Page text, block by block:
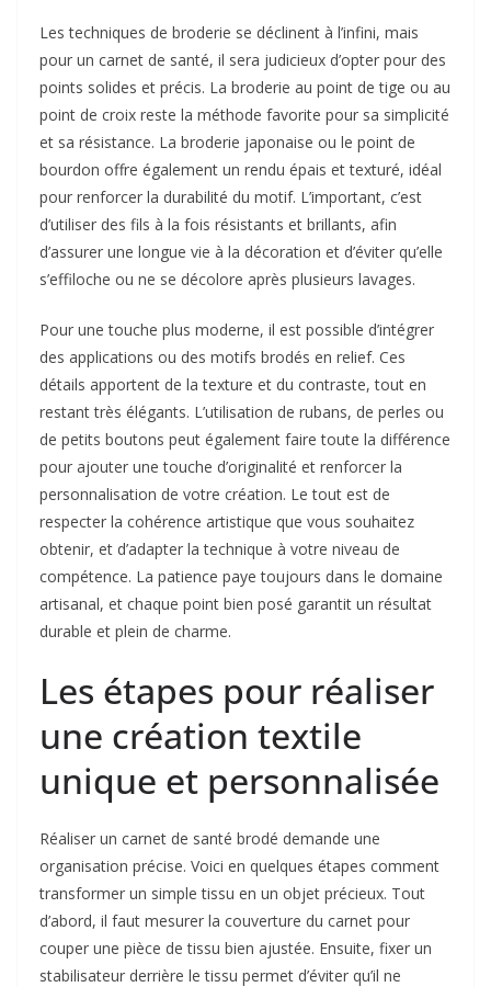
Les techniques de broderie se déclinent à l’infini, mais
pour un carnet de santé, il sera judicieux d’opter pour des
points solides et précis. La broderie au point de tige ou au
point de croix reste la méthode favorite pour sa simplicité
et sa résistance. La broderie japonaise ou le point de
bourdon offre également un rendu épais et texturé, idéal
pour renforcer la durabilité du motif. L’important, c’est
d’utiliser des fils à la fois résistants et brillants, afin
d’assurer une longue vie à la décoration et d’éviter qu’elle
s’effiloche ou ne se décolore après plusieurs lavages.
Pour une touche plus moderne, il est possible d’intégrer
des applications ou des motifs brodés en relief. Ces
détails apportent de la texture et du contraste, tout en
restant très élégants. L’utilisation de rubans, de perles ou
de petits boutons peut également faire toute la différence
pour ajouter une touche d’originalité et renforcer la
personnalisation de votre création. Le tout est de
respecter la cohérence artistique que vous souhaitez
obtenir, et d’adapter la technique à votre niveau de
compétence. La patience paye toujours dans le domaine
artisanal, et chaque point bien posé garantit un résultat
durable et plein de charme.
Les étapes pour réaliser
une création textile
unique et personnalisée
Réaliser un carnet de santé brodé demande une
organisation précise. Voici en quelques étapes comment
transformer un simple tissu en un objet précieux. Tout
d’abord, il faut mesurer la couverture du carnet pour
couper une pièce de tissu bien ajustée. Ensuite, fixer un
stabilisateur derrière le tissu permet d’éviter qu’il ne